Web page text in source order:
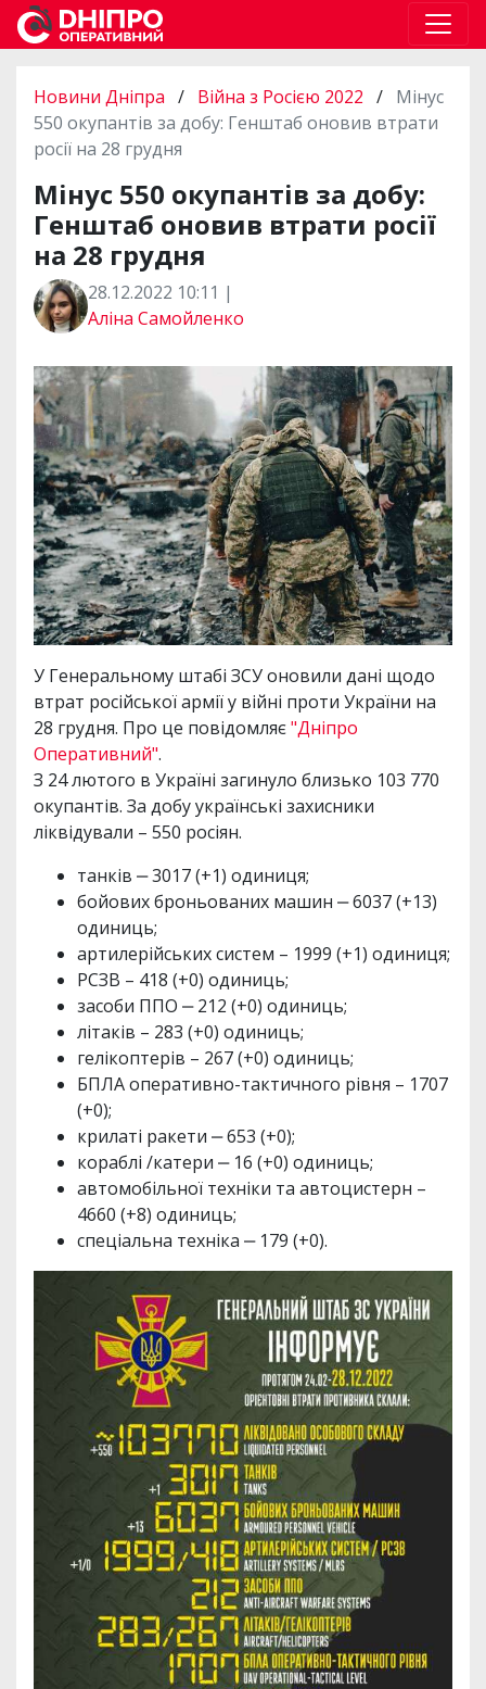
Новини Дніпра / Війна з Росією 2022 / Мінус
550 окупантів за добу: Генштаб оновив втрати
росії на 28 грудня
Мінус 550 окупантів за добу:
Генштаб оновив втрати росії
на 28 грудня
28.12.2022 10:11 |
Аліна Самойленко
У Генеральному штабі ЗСУ оновили дані щодо
втрат російської армії у війні проти України на
28 грудня. Про це повідомляє"Дніпро
Оперативний".
З 24 лютого в Україні загинуло близько 103 770
окупантів. За добу українські захисники
ліквідували – 550 росіян.
танків ‒ 3017 (+1) одиниця;
бойових броньованих машин ‒ 6037 (+13)
одиниць;
артилерійських систем – 1999 (+1) одиниця;
РСЗВ – 418 (+0) одиниць;
засоби ППО ‒ 212 (+0) одиниць;
літаків – 283 (+0) одиниць;
гелікоптерів – 267 (+0) одиниць;
БПЛА оперативно-тактичного рівня – 1707
(+0);
крилаті ракети ‒ 653 (+0);
кораблі /катери ‒ 16 (+0) одиниць;
автомобільної техніки та автоцистерн –
4660 (+8) одиниць;
спеціальна техніка ‒ 179 (+0).